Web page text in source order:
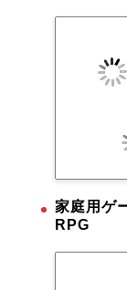
家庭用ゲ
RPG